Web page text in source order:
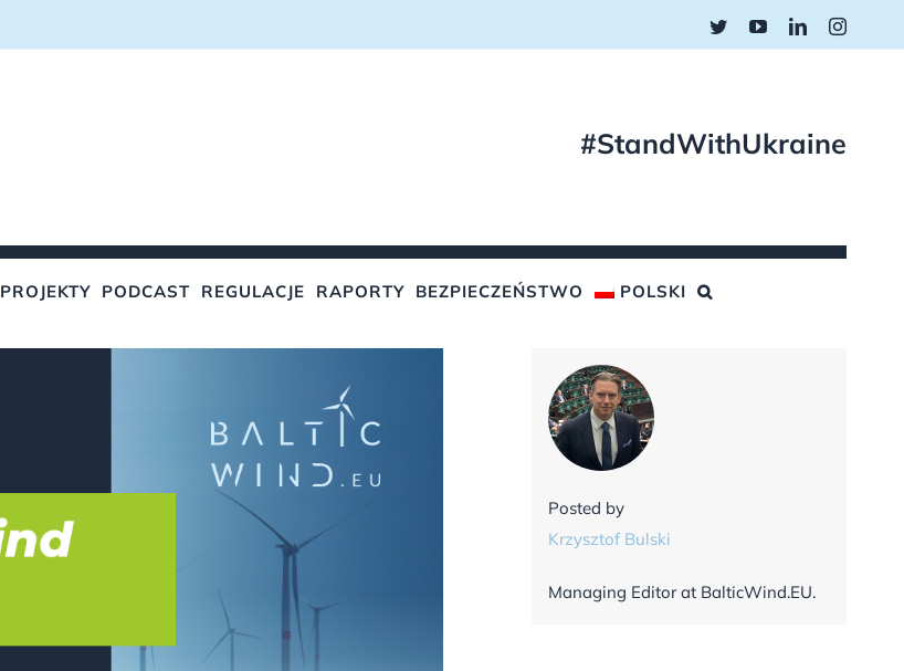
TwitterYouTubeLinkedIn
#StandWithUkraine
PROJEKTY PODCAST REGULACJE RAPORTY BEZPIECZEŃSTWO POLSKI
Posted by
Krzysztof Bulski
Managing Editor at BalticWind.EU.